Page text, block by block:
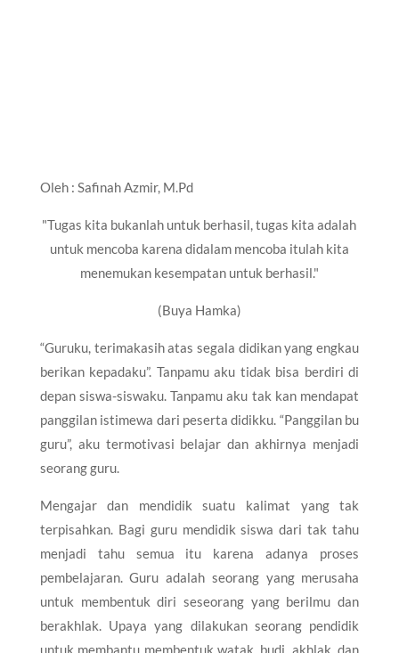
Oleh : Safinah Azmir, M.Pd
"Tugas kita bukanlah untuk berhasil, tugas kita adalah
untuk mencoba karena didalam mencoba itulah kita
menemukan kesempatan untuk berhasil."
(Buya Hamka)
“Guruku, terimakasih atas segala didikan yang engkau
berikan kepadaku”. Tanpamu aku tidak bisa berdiri di
depan siswa-siswaku. Tanpamu aku tak kan mendapat
panggilan istimewa dari peserta didikku. “Panggilan bu
guru”, aku termotivasi belajar dan akhirnya menjadi
seorang guru.
Mengajar dan mendidik suatu kalimat yang tak
terpisahkan. Bagi guru mendidik siswa dari tak tahu
menjadi tahu semua itu karena adanya proses
pembelajaran. Guru adalah seorang yang merusaha
untuk membentuk diri seseorang yang berilmu dan
berakhlak. Upaya yang dilakukan seorang pendidik
untuk membantu membentuk watak, budi, akhlak, dan